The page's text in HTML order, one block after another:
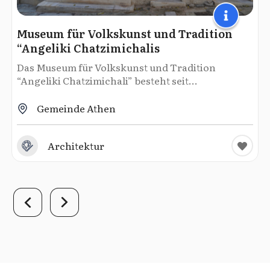
Museum für Volkskunst und Tradition
“Angeliki Chatzimichalis
Das Museum für Volkskunst und Tradition
“Angeliki Chatzimichali” besteht seit...
Gemeinde Athen
Architektur